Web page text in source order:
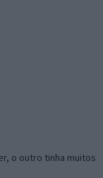
o outro tinha muitos